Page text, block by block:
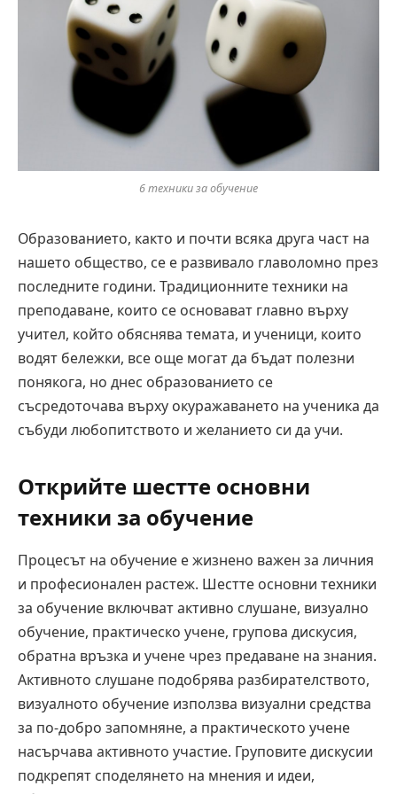
6 техники за обучение
Образованието, както и почти всяка друга част на
нашето общество, се е развивало главоломно през
последните години. Традиционните техники на
преподаване, които се основават главно върху
учител, който обяснява темата, и ученици, които
водят бележки, все още могат да бъдат полезни
понякога, но днес образованието се
съсредоточава върху окуражаването на ученика да
събуди любопитството и желанието си да учи.
Открийте шестте основни
техники за обучение
Процесът на обучение е жизнено важен за личния
и професионален растеж. Шестте основни техники
за обучение включват активно слушане, визуално
обучение, практическо учене, групова дискусия,
обратна връзка и учене чрез предаване на знания.
Активното слушане подобрява разбирателството,
визуалното обучение използва визуални средства
за по-добро запомняне, а практическото учене
насърчава активното участие. Груповите дискусии
подкрепят споделянето на мнения и идеи,